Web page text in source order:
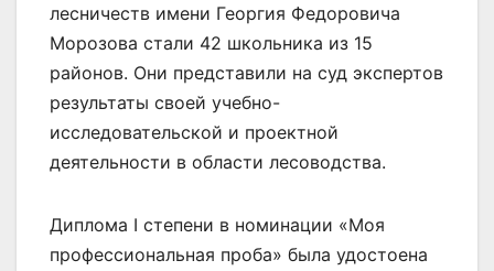
лесничеств имени Георгия Федоровича
Морозова стали 42 школьника из 15
районов. Они представили на суд экспертов
результаты своей учебно-
исследовательской и проектной
деятельности в области лесоводства.
Диплома I степени в номинации «Моя
профессиональная проба» была удостоена